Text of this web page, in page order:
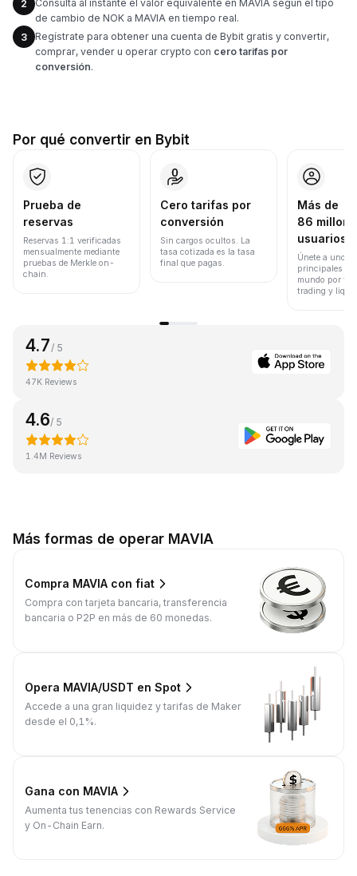
2
Consulta al instante el valor equivalente en MAVIA según el tipo
de cambio de NOK a MAVIA en tiempo real.
3
Regístrate para obtener una cuenta de Bybit gratis y convertir,
comprar, vender u operar crypto con cero tarifas por
conversión.
Por qué convertir en Bybit
Prueba de
reservas
Reservas 1:1 verificadas
mensualmente mediante
pruebas de Merkle on-
chain.
Cero tarifas por
conversión
Sin cargos ocultos. La
tasa cotizada es la tasa
final que pagas.
Más de
86
usuarios
Únete a uno
principales
mundo por
trading y
4.7 / 5
47K Reviews
4.6/ 5
1.4M Reviews
Más formas de operar MAVIA
Compra MAVIA con fiat
Compra con tarjeta bancaria, transferencia
bancaria o P2P en más de 60 monedas.
Opera MAVIA/USDT en Spot
Accede a una gran liquidez y tarifas de Maker
desde el 0,1%.
Gana con MAVIA
Aumenta tus tenencias con Rewards Service
y On-Chain Earn.